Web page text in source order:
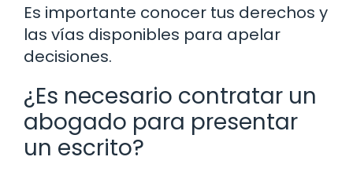
Es importante conocer tus derechos y
las vías disponibles para apelar
decisiones.
¿Es necesario contratar un
abogado para presentar
un escrito?